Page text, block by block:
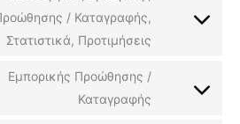
/ Καταγραφής,
Στατιστικά, Προτιμήσεις
Εμπορικής Προώθησης /
Καταγραφής